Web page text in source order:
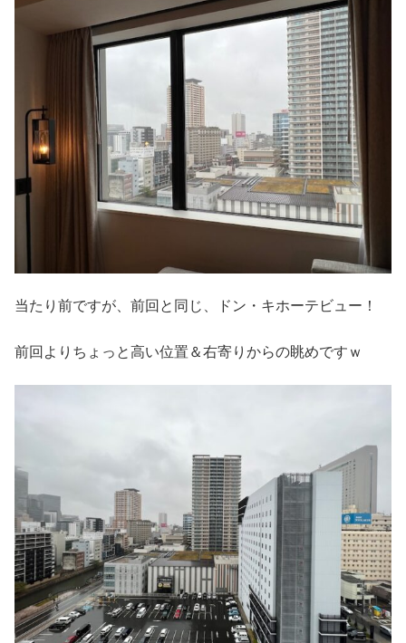
当たり前ですが、前回と同じ、ドン・キホーテビュー！
前回よりちょっと高い位置＆右寄りからの眺めですｗ